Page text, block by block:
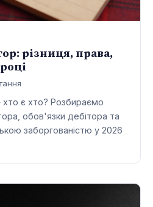
різниця, права,
є хто? Розбираємо
обов'язки дебітора та
заборгованістю у 2026